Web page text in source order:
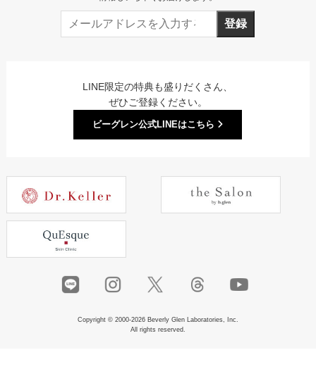
登録
LINE限定の特典も盛りだくさん、
ぜひご登録ください。
ビーグレン公式LINEはこちら
Copyright © 2000-2026 Beverly Glen Laboratories, Inc.
All rights reserved.